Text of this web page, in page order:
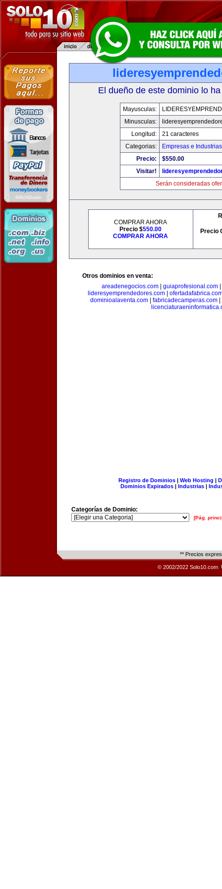
El dueño de este dominio lo
Mayusculas:
Minusculas:
Longitud:
21 caracteres
Categorias:
Empresas e Industrias
Precio:
$550.00
Visitar!
Serán consideradas
COMPRAR AHORA
Precio $550.00
COMPRAR AHORA
Precio
Otros dominios en venta:
areadenegocios.com
guiaprofesional.com
lideresyemprendedores.com
dominioalaventa.com
fabricadecamperas.com
Registro de Dominios| Web Hosting |
Dominios Expirados | Industrias |
Categorías de Dominio:
[Pág.
** Precios
© 2002/2022 Solo10.com